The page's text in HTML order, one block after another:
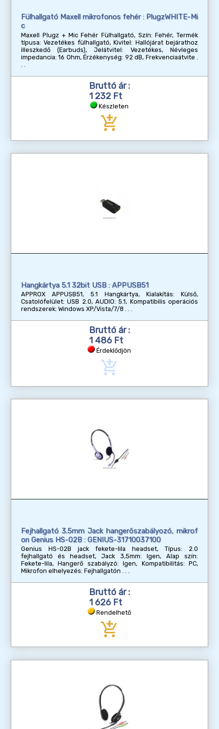
Fülhallgató Maxell mikrofonos fehér : PlugzWHITE-Mi
c
Maxell Plugz + Mic Fehér Fülhallgató, Szín: Fehér, Termék
típusa: Vezetékes fülhallgató, Kivitel: Hallójárat bejárathoz
illeszkedő (Earbuds), Jelátvitel: Vezetékes, Névleges
impedancia: 16 Ohm, Érzékenység: 92 dB, Frekvenciaátvite
Bruttó ár :
1 232 Ft
Készleten
add_shopping_cart
Hangkártya 5.1 32bit USB : APPUSB51
APPROX APPUSB51, 5.1 Hangkártya, Kialakítás: Külső,
Csatolófelület: USB 2.0, AUDIO: 5.1, Kompatibilis operációs
rendszerek: Windows XP/Vista/7/8
Bruttó ár :
1 486 Ft
Érdeklődjön
add_shopping_cart
Fejhallgató 3.5mm Jack hangerőszabályozó, mikrof
on Genius HS-02B : GENIUS-31710037100
Genius HS-02B jack fekete-lila headset, Típus: 2.0
fejhallgató és headset, Jack 3,5mm: Igen, Alap szín:
Fekete-lila, Hangerő szabályzó: Igen, Kompatibilitás: PC,
Mikrofon elhelyezés: Fejhallgatón
Bruttó ár :
1 626 Ft
Rendelhető
add_shopping_cart